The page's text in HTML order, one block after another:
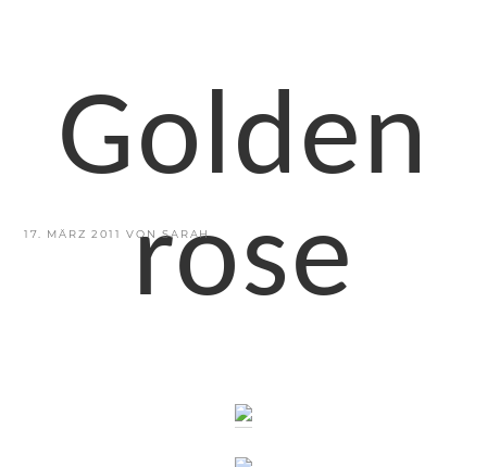
VERÖFFENTLICHT
17. MÄRZ 2011 VONSARAH
Golden
rose